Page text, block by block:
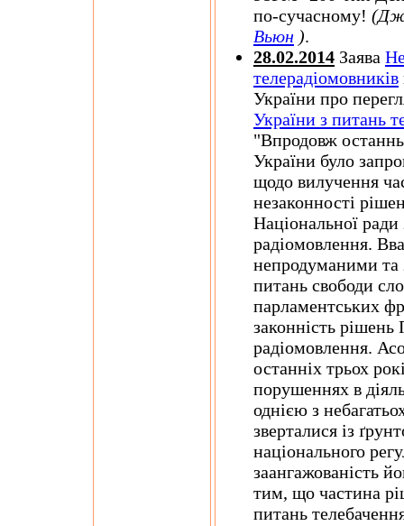
по-сучасному!
Вьюн ).
28.02.2014 Заява
телерадіомовників
України про
України з питань
"Впродовж
України було
щодо вилучення
незаконності
Національної ради
радіомовлення.
непродуманими та
питань свободи
парламентських
законність рішень
радіомовлення.
останніх трьох
порушеннях в
однією з
зверталися із
національного
заангажованість
тим, що частина
питань